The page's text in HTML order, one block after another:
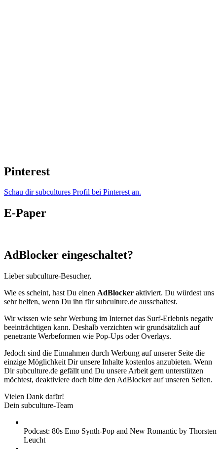
Pinterest
Schau dir subcultures Profil bei Pinterest an.
E-Paper
AdBlocker eingeschaltet?
Lieber subculture-Besucher,
Wie es scheint, hast Du einen AdBlocker aktiviert. Du würdest uns
sehr helfen, wenn Du ihn für subculture.de ausschaltest.
Wir wissen wie sehr Werbung im Internet das Surf-Erlebnis negativ
beeinträchtigen kann. Deshalb verzichten wir grundsätzlich auf
penetrante Werbeformen wie Pop-Ups oder Overlays.
Jedoch sind die Einnahmen durch Werbung auf unserer Seite die
einzige Möglichkeit Dir unsere Inhalte kostenlos anzubieten. Wenn
Dir subculture.de gefällt und Du unsere Arbeit gern unterstützen
möchtest, deaktiviere doch bitte den AdBlocker auf unseren Seiten.
Vielen Dank dafür!
Dein subculture-Team
Podcast: 80s Emo Synth-Pop and New Romantic by Thorsten
Leucht